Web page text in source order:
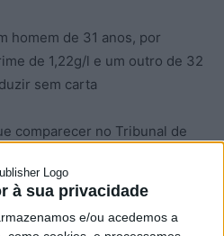
à sua privacidade
e/ou acedemos a
homem de 31 anos, por
de 1,22g/l e um outro de 32
sem carta
comparecer no Tribunal de
ouvir na Estação Diária – 96.8